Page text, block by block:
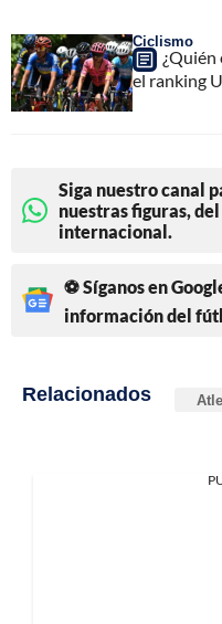
Ciclismo
el ranking
Siga nuestro canal
nuestras figuras,
internacional.
⚽ Síganos en
información del
Relacionados